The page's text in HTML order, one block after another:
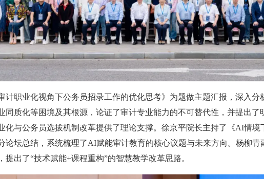
计职业化视角下公务员招录工作的优化思考》为题做主题汇报，深入分
同质化等困境及其根源，论证了审计专业能力的不可替代性，并提出了
化与公务员选拔机制改革提供了理论支撑。徐京平院长主持了《AI情境
论坛总结，系统梳理了AI赋能审计教育的核心议题与未来方向。杨柳青
提出了“技术赋能+课程重构”的智慧教学改革思路。